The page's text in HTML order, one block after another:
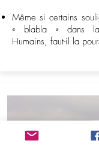
Même si certains
« blabla » dans la
Humains, faut-il la